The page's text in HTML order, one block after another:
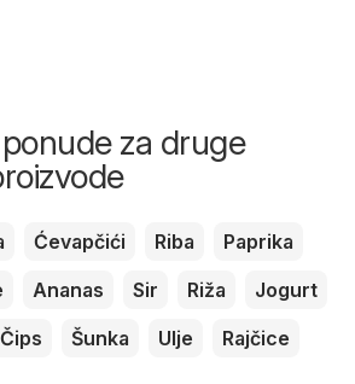
za druge
Ćevapčići Riba
Paprika
Ananas Sir Riža
Jogurt
Čips Šunka Ulje Rajčice